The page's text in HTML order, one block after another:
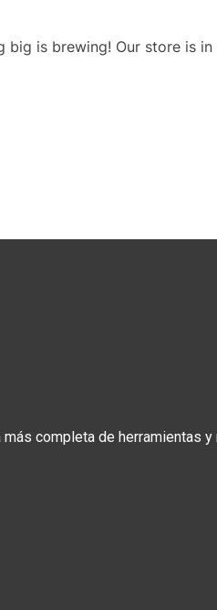
big is brewing! Our store is
completa de herramientas